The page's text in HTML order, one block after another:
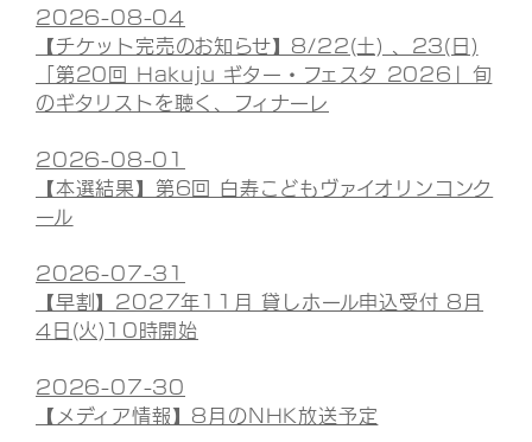
2026-08-04
【チケット完売のお知らせ】8/22(土) 、23(日)
「第20回 Hakuju ギター・フェスタ 2026」旬
のギタリストを聴く、フィナーレ
2026-08-01
【本選結果】第6回 白寿こどもヴァイオリンコンク
ール
2026-07-31
【早割】2027年11月 貸しホール申込受付 8月
4日(火)10時開始
2026-07-30
【メディア情報】8月のNHK放送予定